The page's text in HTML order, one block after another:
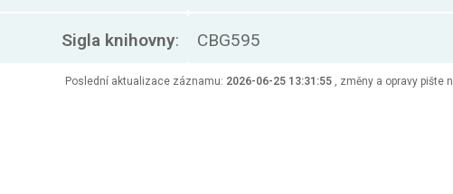
Sigla knihovny: CBG595
Poslední aktualizace záznamu: 2026-06-25 13:31:55 , změny a opravy pište